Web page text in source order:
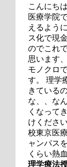
こんにち
医療学院
えるよう
ス化で現
のでこれ
思います
モノクロ
す。 理学
きている
な、、な
くなって
けくださ
校東京医
ャンパス
くらい熱
理学療法